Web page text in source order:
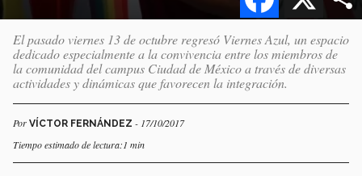
El pasado viernes 13 de octubre regresó Viernes Azul, un espacio
dedicado especialmente a la convivencia entre los miembros de
la comunidad del campus Ciudad de México a través de diversas
actividades y dinámicas que favorecen la integración.
Por VÍCTOR FERNÁNDEZ - 17/10/2017
Tiempo estimado de lectura:1 min